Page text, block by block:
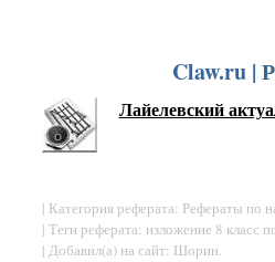
Claw.ru |
Лайелевский
| Категория реферата: Рефераты по
| Теги реферата: изложение 8 класс
| Добавил(а) на сайт: Шорин.